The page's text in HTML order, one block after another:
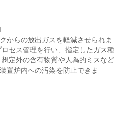
からの放出ガスを軽減させられま
セス管理を行い、指定したガス種
定外の含有物質や人為的ミスなど
置炉内への汚染を防止できま